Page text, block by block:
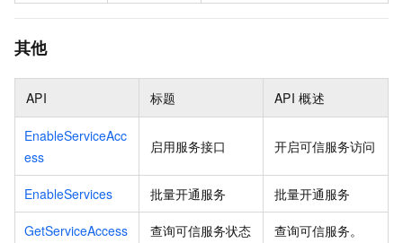
其他
API 标题 API 概述
EnableServiceAcc
ess
启用服务接口 开启可信服务访问
EnableServices 批量开通服务 批量开通服务
GetServiceAccess 查询可信服务状态 查询可信服务。